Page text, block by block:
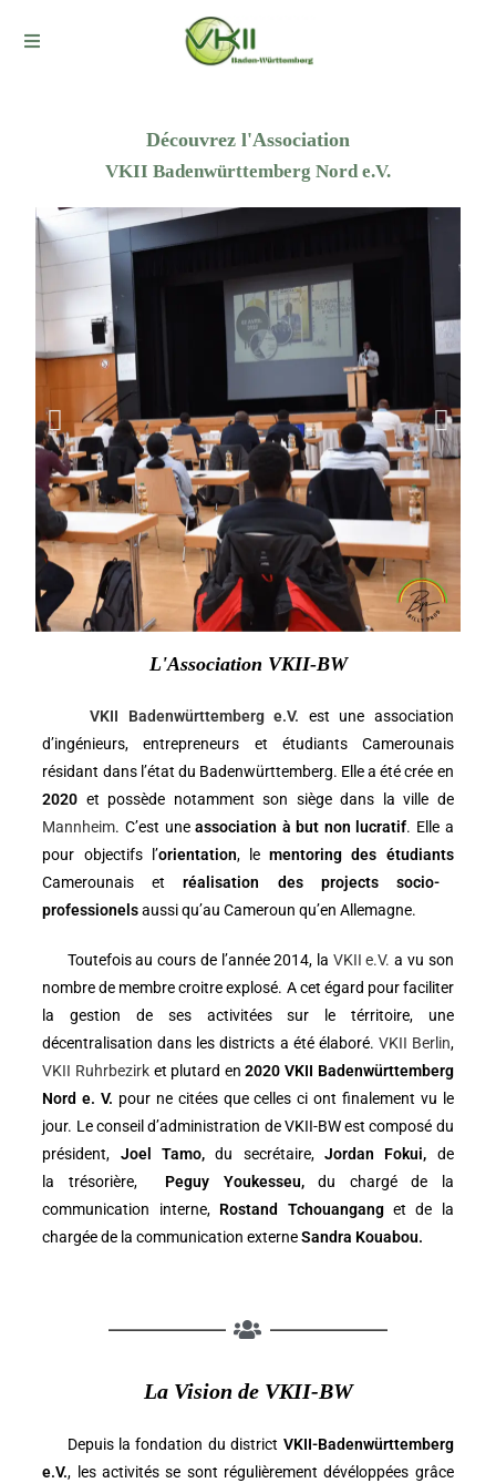
Découvrez l'Association
VKII Badenwürttemberg Nord e.V.
L'Association VKII-BW
VKII Badenwürttemberg e.V. est une association
d’ingénieurs, entrepreneurs et étudiants Camerounais
résidant dans l’état du Badenwürttemberg. Elle a été crée en
2020 et possède notamment son siège dans la ville de
Mannheim. C’est uneassociation à but non lucratif. Elle a
pour objectifs l’orientation, le mentoring des étudiants
Camerounais etréalisation des projects socio-
professionelsaussi qu’au Cameroun qu’en Allemagne.
Toutefois au cours de l’année 2014, la VKII e.V. a vu son
nombre de membre croitre explosé. A cet égard pour faciliter
la gestion de ses activitées sur le térritoire, une
décentralisation dans les districts a été élaboré. VKII Berlin,
VKII Ruhrbezirk et plutard en2020 VKII Badenwürttemberg
Nord e. V. pour ne citées que celles ci ont finalement vu le
jour. Le conseil d’administration de VKII-BW est composé du
président, Joel Tamo,du secrétaire, Jordan Fokui, de
la trésorière, Peguy Youkesseu,du chargé de la
communication interne, Rostand Tchouanganget de la
chargée de la communicationexterne Sandra Kouabou.
La Vision de VKII-BW
Depuis la fondation du district VKII-Badenwürttemberg
e.V., les activités se sont régulièrement dévéloppées grâce